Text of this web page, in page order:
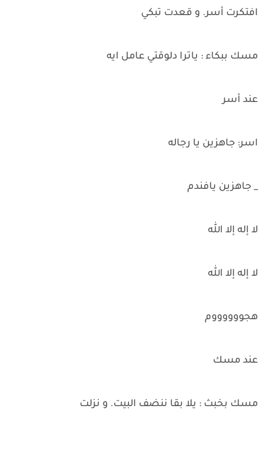
افتكرت أسر. و قعدت تبكي
مسك ببكاء : ياترا دلوقتي عامل ايه
عند أسر
اسر: جاهزين يا رجاله
_ جاهزين يافندم
لا إله إلا الله
لا إله إلا الله
هجووووووم
عند مسك
مسك بخبث : يلا بقا ننضف البيت. و نزلت